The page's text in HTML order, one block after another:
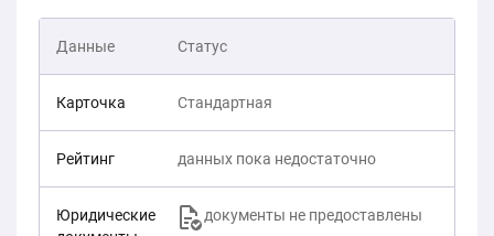
Данные Статус
Карточка Стандартная
Рейтинг данных пока недостаточно
Юридические
документы не предоставлены